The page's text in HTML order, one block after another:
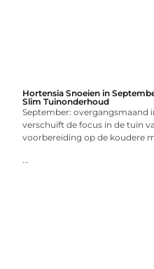
Hortensia Snoeien in
Slim Tuinonderhoud
September: overgangsmaand
verschuift de focus in de tuin
voorbereiding op de koudere
...